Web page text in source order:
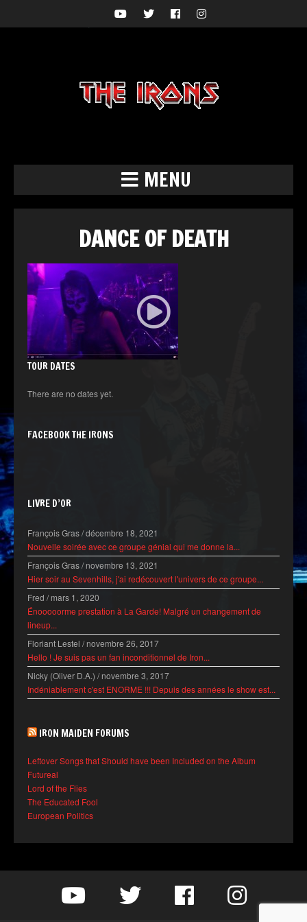
MENU
DANCE OF DEATH
TOUR DATES
There are no dates yet.
FACEBOOK THE IRONS
LIVRE D’OR
François Gras/décembre 18, 2021
Nouvelle soirée avec ce groupe génial qui me donne la...
François Gras/novembre 13, 2021
Hier soir au Sevenhills, j'ai redécouvert l'univers de ce groupe...
Fred /mars 1, 2020
Énooooorme prestation à La Garde! Malgré un changement de
lineup...
Floriant Lestel /novembre 26, 2017
Hello ! Je suis pas un fan inconditionnel de Iron...
Nicky (Oliver D.A.) /novembre 3, 2017
Indéniablement c'est ENORME !!! Depuis des années le show est...
IRON MAIDEN FORUMS
Leftover Songs that Should have been Included on the Album
Futureal
Lord of the Flies
The Educated Fool
European Politics